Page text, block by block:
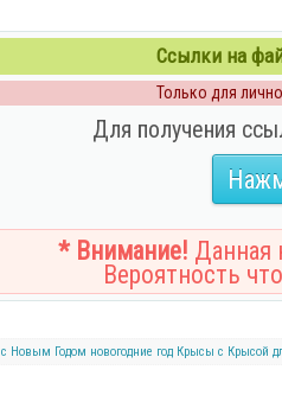
Ссылки на
Только для
Для получения
* Внимание! Данная
Вероятность
с Новым Годом новогодние год Крысы с Крысой